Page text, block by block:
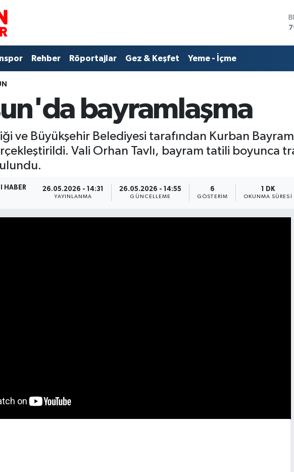
Rehber Röportajlar Gez & Keşfet Yeme - İçme
bayramlaşma
ve Büyükşehir Belediyesi tarafından Kurban
Vali Orhan Tavlı, bayram tatili boyunca
HABER 26.05.2026 - 14:31
YAYINLANMA
26.05.2026 - 14:55
GÜNCELLEME
6
GÖSTERIM
1 DK
OKUNMA SÜRESI